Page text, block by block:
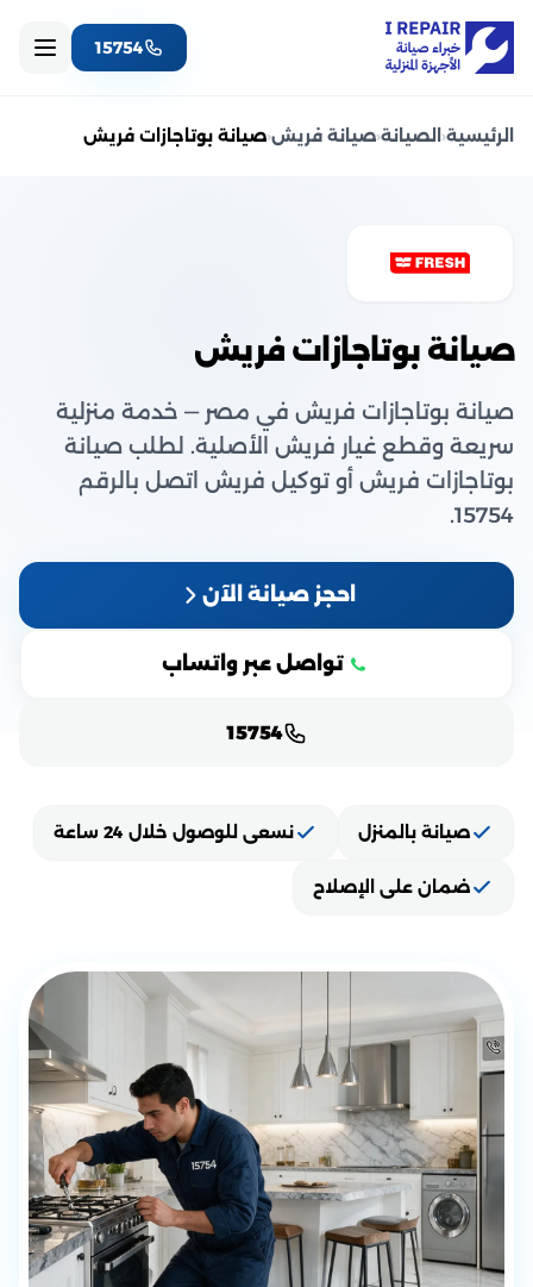
15754
الرئيسية‹ الصيانة‹صيانة فريش‹صيانة بوتاجازات فريش
صيانة بوتاجازات فريش
صيانة بوتاجازات فريش في مصر — خدمة منزلية
سريعة وقطع غيار فريش الأصلية. لطلب صيانة
بوتاجازات فريش أو توكيل فريش اتصل بالرقم
15754.
احجز صيانة الآن
تواصل عبر واتساب
15754
صيانة بالمنزل نسعى للوصول خلال 24 ساعة
ضمان على الإصلاح